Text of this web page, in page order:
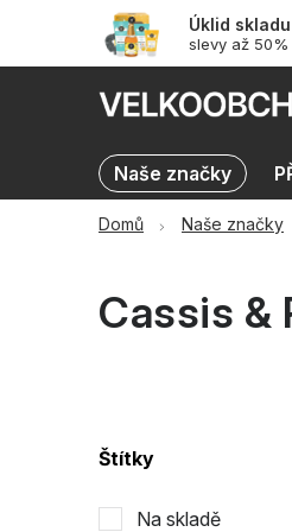
obsah
Úklid skladu
slevy až 50%
Naše značky
Výprodej skladu
Domů Naše značky
Cassis &
P
Štítky
Na skladě